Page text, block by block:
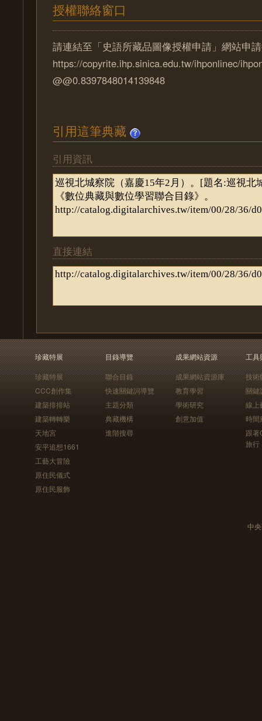
授權聯絡窗口
請連結至「史語所藏品圖像授權申請」網站申
https://copyrite.ihp.sinica.edu.tw/ihponlinec/
@@0.8397848014139848
引用這筆典藏
引用資訊
直接連結
珍藏特展
珍藏特展
CCC創作集
建築排排站
建築轉轉樂
天地宮
安平追想1661
工藝大冒險
原住民儀式
原住民服飾
目錄導覽
聯合目錄
快速關鍵詞導覽
主題分類
典藏機構
進階搜尋
成果網站資源
成果網站資源庫
教育學習
學術研究
創意加值
工具
技術
關鍵
線上
時間
跟
旅行
中